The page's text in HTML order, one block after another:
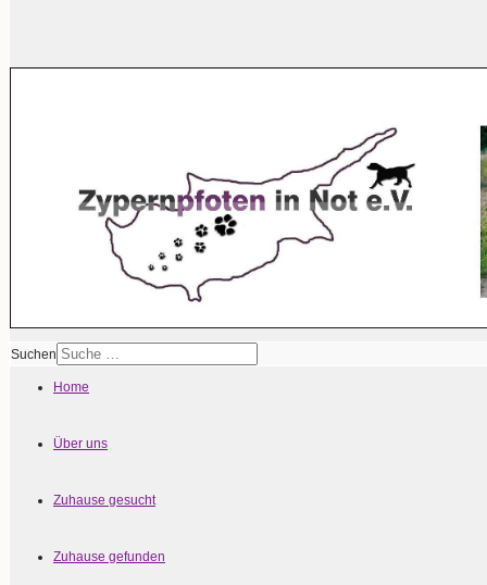
Suchen
Home
Über uns
Zuhause gesucht
Zuhause gefunden